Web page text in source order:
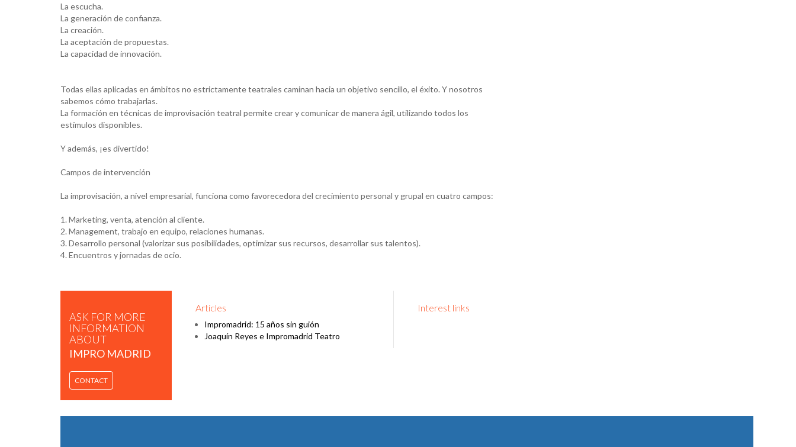
La escucha.
La generación de confianza.
La creación.
La aceptación de propuestas.
La capacidad de innovación.
Todas ellas aplicadas en ámbitos no estrictamente teatrales caminan hacia un objetivo sencillo, el éxito. Y nosotros
sabemos cómo trabajarlas.
La formación en técnicas de improvisación teatral permite crear y comunicar de manera ágil, utilizando todos los
estímulos disponibles.
Y además, ¡es divertido!
Campos de intervención
La improvisación, a nivel empresarial, funciona como favorecedora del crecimiento personal y grupal en cuatro campos:
1. Marketing, venta, atención al cliente.
2. Management, trabajo en equipo, relaciones humanas.
3. Desarrollo personal (valorizar sus posibilidades, optimizar sus recursos, desarrollar sus talentos).
4. Encuentros y jornadas de ocio.
ASK FOR MORE
INFORMATION
ABOUT
IMPRO MADRID
CONTACT
Articles
Impromadrid: 15 años sin guión
Joaquín Reyes e Impromadrid Teatro
Interest links